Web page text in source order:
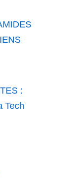
:
Tech